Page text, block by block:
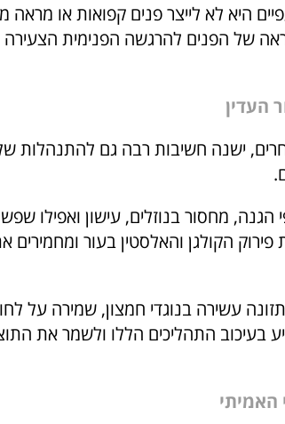
היא לא לייצר פנים קפואות או מראה
של הפנים להרגשה הפנימית הצעירה
העדין
ישנה חשיבות רבה גם להתנהלות
מחסור בנוזלים, עישון ואפילו
פירוק הקולגן והאלסטין בעור
עשירה בנוגדי חמצון, שמירה על
בעיכוב התהליכים הללו ולשמר את
האמיתי